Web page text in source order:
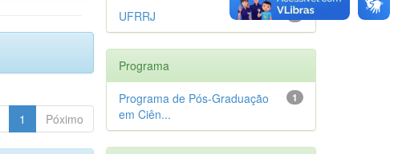
1 Póximo
1
UFRRJ
Programa
1
Programa de Pós-Graduação
em Ciên...